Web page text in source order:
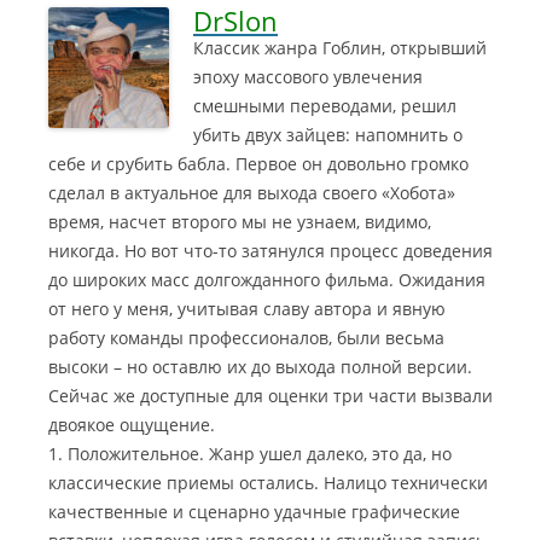
DrSlon
Классик жанра Гоблин, открывший
эпоху массового увлечения
смешными переводами, решил
убить двух зайцев: напомнить о
себе и срубить бабла. Первое он довольно громко
сделал в актуальное для выхода своего «Хобота»
время, насчет второго мы не узнаем, видимо,
никогда. Но вот что-то затянулся процесс доведения
до широких масс долгожданного фильма. Ожидания
от него у меня, учитывая славу автора и явную
работу команды профессионалов, были весьма
высоки – но оставлю их до выхода полной версии.
Сейчас же доступные для оценки три части вызвали
двоякое ощущение.
1. Положительное. Жанр ушел далеко, это да, но
классические приемы остались. Налицо технически
качественные и сценарно удачные графические